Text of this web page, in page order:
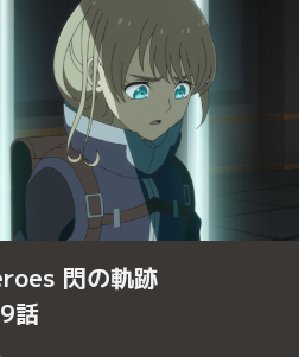
閃の軌跡
話